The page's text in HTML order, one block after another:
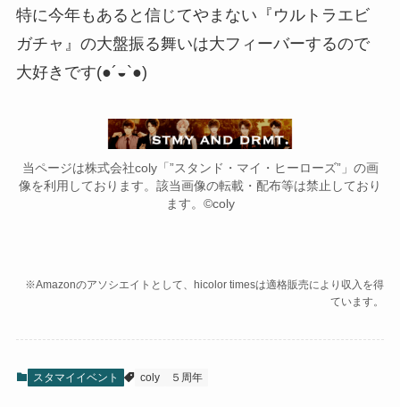
特に今年もあると信じてやまない『ウルトラエビ
ガチャ』の大盤振る舞いは大フィーバーするので
大好きです(●´◒`●)
当ページは株式会社coly「”スタンド・マイ・ヒーローズ”」の画
像を利用しております。該当画像の転載・配布等は禁止しており
ます。©coly
※Amazonのアソシエイトとして、hicolor timesは適格販売により収入を得
ています。
スタマイイベント coly ５周年